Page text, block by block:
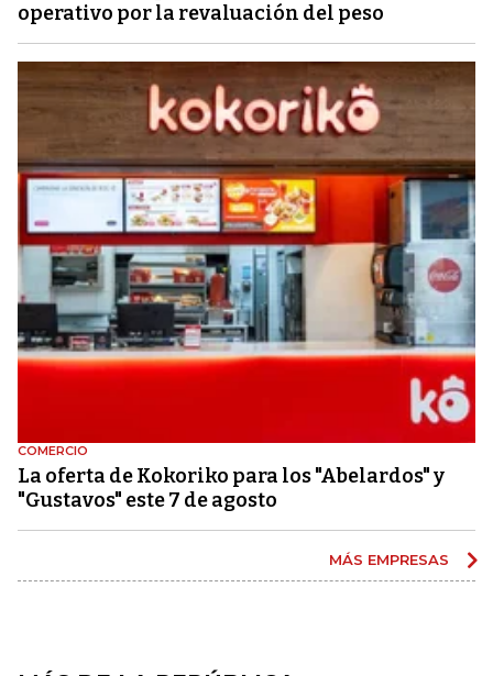
operativo por la revaluación del peso
COMERCIO
La oferta de Kokoriko para los "Abelardos" y
"Gustavos" este 7 de agosto
MÁS EMPRESAS